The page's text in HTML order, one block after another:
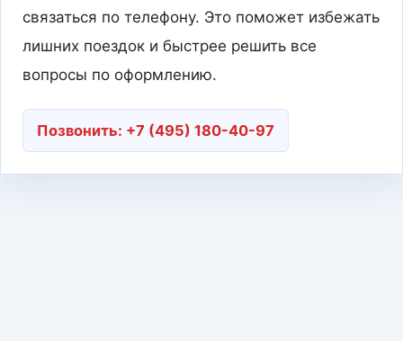
связаться по телефону. Это поможет избежать
лишних поездок и быстрее решить все
вопросы по оформлению.
Позвонить: +7 (495) 180-40-97